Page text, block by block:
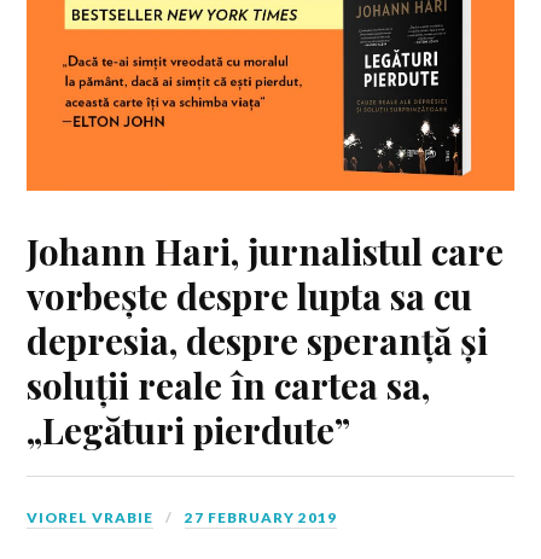
Johann Hari, jurnalistul care
vorbește despre lupta sa cu
depresia, despre speranță și
soluții reale în cartea sa,
„Legături pierdute”
VIOREL VRABIE 27 FEBRUARY 2019